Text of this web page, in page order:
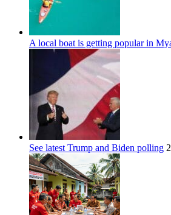
A local boat is getting popular in
See latest Trump and Biden polling